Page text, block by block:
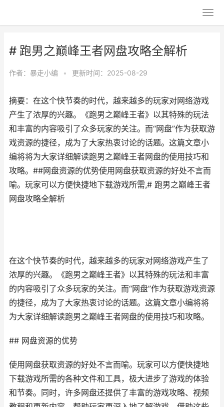
# 跑男之巅峰王者网盘攻略全解析
作者： 暴走小编 • 更新时间：2025-08-29
摘要：在这个快节奏的时代，越来越多的玩家对网络游戏
产生了浓厚的兴趣。《跑男之巅峰王者》以其特殊的玩法
和丰富的内容吸引了众多玩家的关注。而“网盘”作为获取游
戏资源的捷径，成为了大家热衷讨论的话题。这篇文章小
编将将为大家详细解读跑男之巅峰王者网盘的使用技巧和
攻略。##网盘资源的优势使用网盘获取资源的好处不言而
喻。玩家可以方便快捷地下载游戏所需,# 跑男之巅峰王者
网盘攻略全解析
在这个快节奏的时代，越来越多的玩家对网络游戏产生了
浓厚的兴趣。《跑男之巅峰王者》以其特殊的玩法和丰富
的内容吸引了众多玩家的关注。而“网盘”作为获取游戏资源
的捷径，成为了大家热衷讨论的话题。这篇文章小编将将
为大家详细解读跑男之巅峰王者网盘的使用技巧和攻略。
## 网盘资源的优势
使用网盘获取资源的好处不言而喻。玩家可以方便快捷地
下载游戏所需的各种文件和工具，极大进步了游戏的体验
和节奏。同时，许多网盘还提供了丰富的游戏攻略、视频